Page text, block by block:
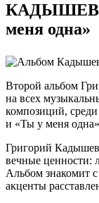
КАДЫШЕВ
меня одна»
Второй альбом
на всех
композиций,
и «Ты у меня
Григорий Кадышев
вечные ценности:
Альбом знакомит
акценты